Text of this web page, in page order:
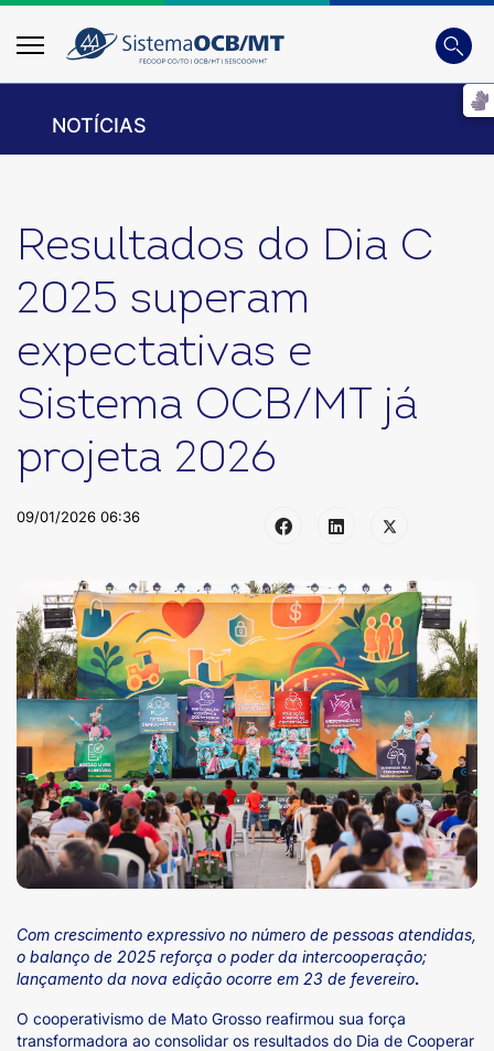
Busca
Digite
NOTÍCIAS
Resultados do Dia C
2025 superam
expectativas e
Sistema OCB/MT já
projeta 2026
09/01/2026 06:36
Com crescimento expressivo no número de pessoas atendidas,
o balanço de 2025 reforça o poder da intercooperação;
lançamento da nova edição ocorre em 23 de fevereiro.
O cooperativismo de Mato Grosso reafirmou sua força
transformadora ao consolidar os resultados do Dia de Cooperar